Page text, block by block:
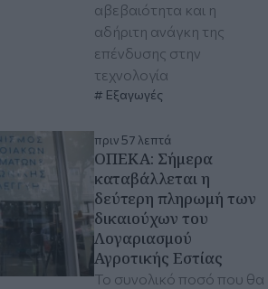
αβεβαιότητα και η
αδήριτη ανάγκη της
επένδυσης στην
τεχνολογία
Εξαγωγές
πριν 57 λεπτά
ΟΠΕΚΑ: Σήμερα
καταβάλλεται η
δεύτερη πληρωμή των
δικαιούχων του
Λογαριασμού
Αγροτικής Εστίας
Το συνολικό ποσό που θα